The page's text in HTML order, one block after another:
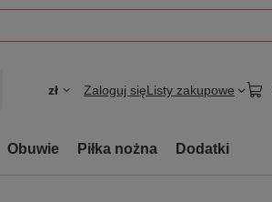
zł Zaloguj sięListy zakupowe
Obuwie Piłka nożna Dodatki